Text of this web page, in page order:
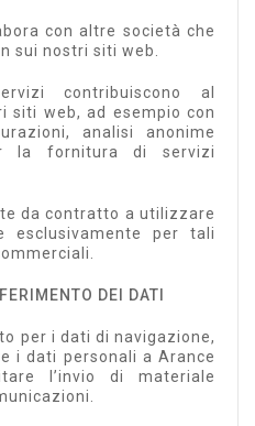
con altre società che
sui nostri siti web.
contribuiscono al
siti web, ad esempio con
analisi anonime
la fornitura di servizi
da contratto a utilizzare
esclusivamente per tali
DEI DATI
per i dati di navigazione,
i dati personali a Arance
l’invio di materiale